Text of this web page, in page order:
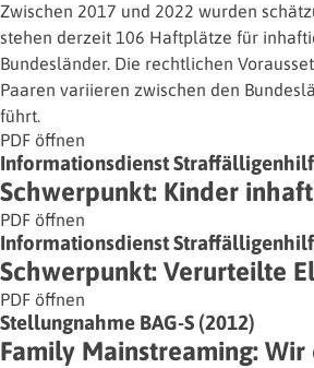
Zwischen 2017 und 2022 wurden
stehen derzeit 106 Haftplätze für
Bundesländer. Die rechtlichen
Paaren variieren zwischen den
führt.
PDF öffnen
Informationsdienst
Schwerpunkt: Kinder
PDF öffnen
Informationsdienst
Schwerpunkt: Verurteilte
PDF öffnen
Stellungnahme BAG-S (2012)
Family Mainstreaming: